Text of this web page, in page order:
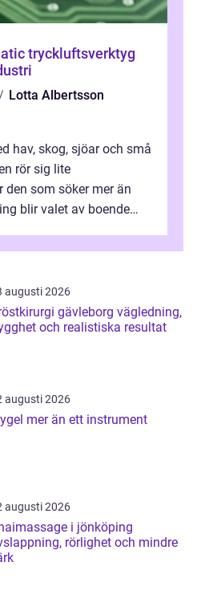
Lotta Albertsson
hav, skog, sjöar och små
rör sig lite
den som söker mer än
blir valet av boende
augusti 2026
gävleborg vägledning,
och realistiska resultat
augusti 2026
Flygel mer än ett instrument
augusti 2026
i jönköping
rörlighet och mindre